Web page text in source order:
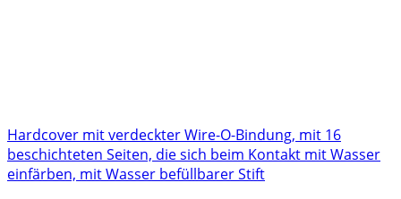
Hardcover mit verdeckter Wire-O-Bindung, mit 16
beschichteten Seiten, die sich beim Kontakt mit Wasser
einfärben, mit Wasser befüllbarer Stift